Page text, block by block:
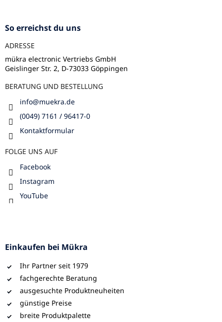
So erreichst du uns
ADRESSE
mükra electronic Vertriebs GmbH
Geislinger Str. 2, D-73033 Göppingen
BERATUNG UND BESTELLUNG
info@muekra.de
(0049) 7161 / 96417-0
Kontaktformular
FOLGE UNS AUF
Facebook
Instagram
YouTube
Einkaufen bei Mükra
Ihr Partner seit 1979
fachgerechte Beratung
ausgesuchte Produktneuheiten
günstige Preise
breite Produktpalette